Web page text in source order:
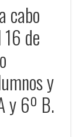
cabo
de
y
y 6º B.